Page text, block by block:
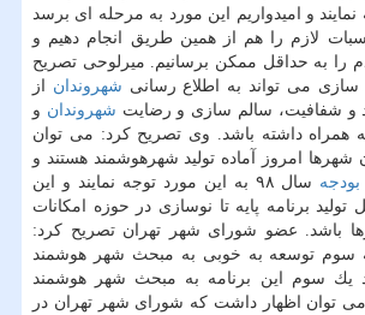
نمایند و امیدواریم این مورد به مرحله ای برسد
لازم را هم از همین طریق انجام دهیم و
را به حداقل ممكن برسانیم. میرلوحی تصریح
می تواند به اطلاع رسانی شهروندان از
و شفافیت، سالم سازی و رضایت شهروندان و
همراه داشته باشد. وی تصریح كرد: می توان
شهرها امروز آماده تولید شهرهوشمند هستند و
بودجه
سال ۹۸ به این مورد توجه نمایند و این
برنامه پایه تا نوسازی در حوزه امكانات
باشد. عضو شورای شهر تهران تصریح كرد:
سوم توسعه به خوبی به مبحث شهر هوشمند
یك سوم این برنامه به مبحث شهر هوشمند
توان اظهار داشت كه شورای شهر تهران در